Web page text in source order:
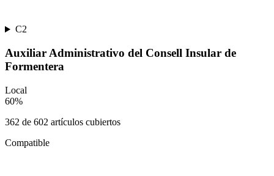
C2
Auxiliar Administrativo del Consell Insular de
Formentera
Local
60%
362 de 602 artículos cubiertos
Compatible